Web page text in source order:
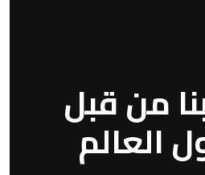
من قبل
العالم